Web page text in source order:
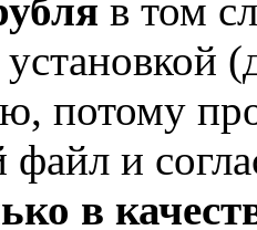
в том
потому
и
в